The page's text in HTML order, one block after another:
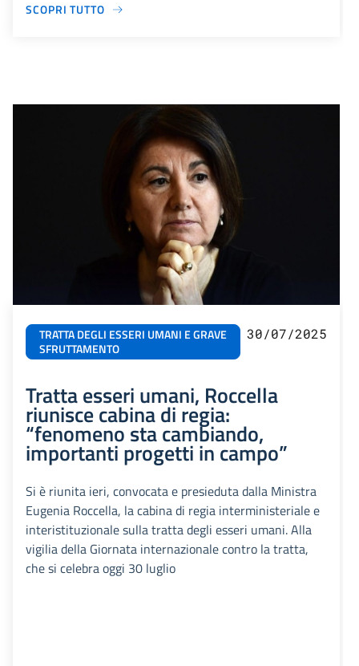
SCOPRI TUTTO
TRATTA DEGLI ESSERI UMANI E GRAVE
SFRUTTAMENTO
30/07/2025
Tratta esseri umani, Roccella
riunisce cabina di regia:
“fenomeno sta cambiando,
importanti progetti in campo”
Si è riunita ieri, convocata e presieduta dalla Ministra
Eugenia Roccella, la cabina di regia interministeriale e
interistituzionale sulla tratta degli esseri umani. Alla
vigilia della Giornata internazionale contro la tratta,
che si celebra oggi 30 luglio